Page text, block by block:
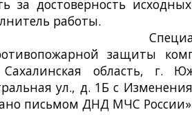
за достоверность
работы.
защиты
область, г.
ул., д. 1Б с
письмом ДНД МЧС